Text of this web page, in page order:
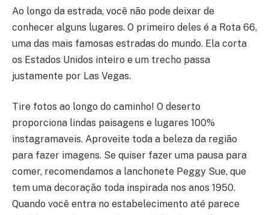
Ao longo da estrada, você não pode deixar de
conhecer alguns lugares. O primeiro deles é a Rota 66,
uma das mais famosas estradas do mundo. Ela corta
os Estados Unidos inteiro e um trecho passa
justamente por Las Vegas.
Tire fotos ao longo do caminho! O deserto
proporciona lindas paisagens e lugares 100%
instagramaveis. Aproveite toda a beleza da região
para fazer imagens. Se quiser fazer uma pausa para
comer, recomendamos a lanchonete Peggy Sue, que
tem uma decoração toda inspirada nos anos 1950.
Quando você entra no estabelecimento até parece